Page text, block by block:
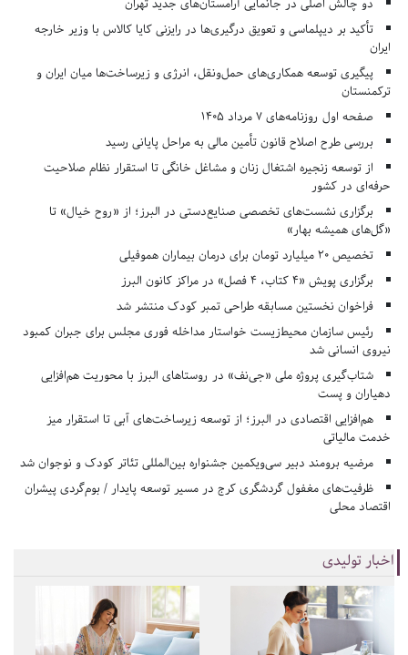
تأکید بر دیپلماسی و تعویق درگیری‌ها در رایزنی کایا کالاس با وزیر خارجه
ایران
پیگیری توسعه همکاری‌های حمل‌ونقل، انرژی و زیرساخت‌ها میان ایران و
ترکمنستان
صفحه اول روزنامه‌های 7 مرداد 1405
بررسی طرح اصلاح قانون تأمین مالی به مراحل پایانی رسید
از توسعه زنجیره اشتغال زنان و مشاغل خانگی تا استقرار نظام صلاحیت
حرفه‌ای در کشور
برگزاری نشست‌های تخصصی صنایع‌دستی در البرز؛ از «روح خیال» تا
«گل‌های همیشه بهار»
تخصیص ۲۰ میلیارد تومان برای درمان بیماران هموفیلی
برگزاری پویش «۴ کتاب، ۴ فصل» در مراکز کانون البرز
فراخوان نخستین مسابقه طراحی تمبر کودک منتشر شد
رئیس سازمان محیط‌زیست خواستار مداخله فوری مجلس برای جبران کمبود
نیروی انسانی شد
شتاب‌گیری پروژه ملی «جی‌نف» در روستاهای البرز با محوریت هم‌افزایی
دهیاران و پست
هم‌افزایی اقتصادی در البرز؛ از توسعه زیرساخت‌های آبی تا استقرار میز
خدمت مالیاتی
مرضیه برومند دبیر سی‌ویکمین جشنواره بین‌المللی تئاتر کودک و نوجوان شد
ظرفیت‌های مغفول گردشگری کرج در مسیر توسعه پایدار / بوم‌گردی پیشران
اقتصاد محلی
اخبار تولیدی